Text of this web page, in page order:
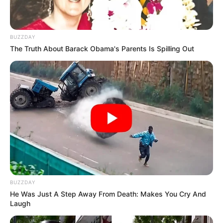
15 – COQUAHOLY
Coquaholy effectue une rentrée mais s’élancera
déferré des antérieurs, une configuration souvent
bénéfique. Ce cheval scandinave est performant sur
les parcours réduits et pourrait surprendre s’il est
prêt dès sa reprise. À ne pas négliger dans les jeux
combinés.
A ne pas négliger dans ce Quinté!
11 – DEUS ZACK
Deus Zack revient en forme et s’annonce dangereux.
Cinquième d’une épreuve relevée le mois dernier, il
possède une belle pointe de vitesse. Malgré un
numéro en seconde ligne, il a les moyens de jouer
les trouble-fêtes s’il bénéficie d’un bon parcours.
BUZZDAY
The Truth About Barack Obama's Parents Is Spilling Out
BUZZDAY
He Was Just A Step Away From Death: Makes You Cry And
Laugh